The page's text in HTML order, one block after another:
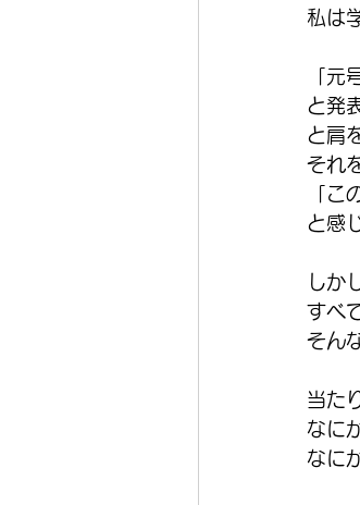
私は
「元
と発
と肩
それ
「こ
と感
しか
すべ
そん
当た
なに
なに